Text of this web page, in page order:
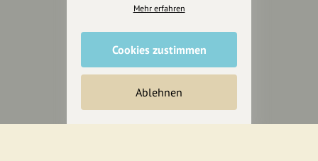
für alle, die uns besuchen
wollen.
Inhalte vorschlagen
Mehr erfahren
Cookies zustimmen
Ablehnen